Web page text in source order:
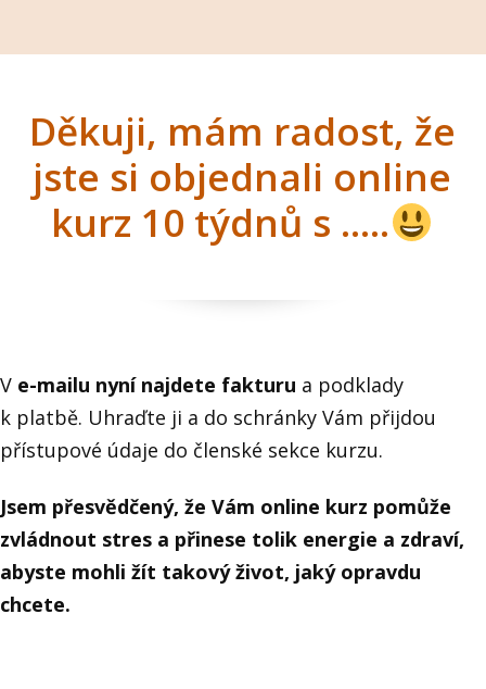
Děkuji, mám radost, že
jste si objednali online
kurz 10 týdnů s .....
V e-mailu nyní najdete fakturu a podklady
k platbě. Uhraďte ji a do schránky Vám přijdou
přístupové údaje do členské sekce kurzu.
Jsem přesvědčený, že Vám online kurz pomůže
zvládnout stres a přinese tolik energie a zdraví,
abyste mohli žít takový život, jaký opravdu
chcete.